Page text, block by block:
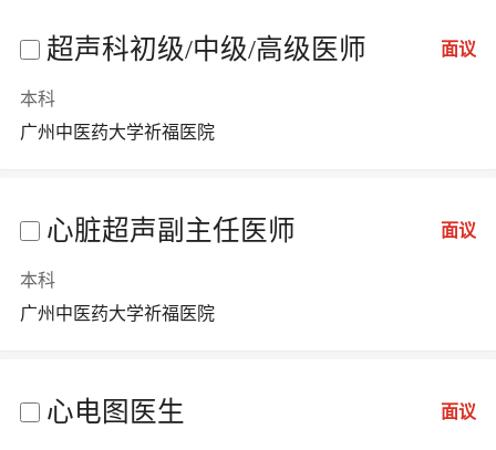
超声科初级/中级/高级医师 面议
本科
广州中医药大学祈福医院
心脏超声副主任医师 面议
本科
广州中医药大学祈福医院
心电图医生 面议